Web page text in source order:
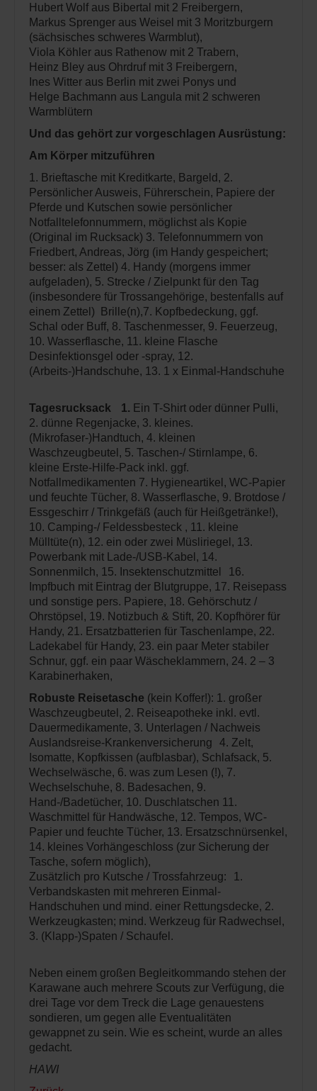
Hubert Wolf aus Bibertal mit 2 Freibergern,
Markus Sprenger aus Weisel mit 3 Moritzburgern
(sächsisches schweres Warmblut),
Viola Köhler aus Rathenow mit 2 Trabern,
Heinz Bley aus Ohrdruf mit 3 Freibergern,
Ines Witter aus Berlin mit zwei Ponys und
Helge Bachmann aus Langula mit 2 schweren
Warmblütern
Und das gehört zur vorgeschlagen Ausrüstung:
Am Körper mitzuführen
1. Brieftasche mit Kreditkarte, Bargeld, 2.
Persönlicher Ausweis, Führerschein, Papiere der
Pferde und Kutschen sowie persönlicher
Notfalltelefonnummern, möglichst als Kopie
(Original im Rucksack) 3. Telefonnummern von
Friedbert, Andreas, Jörg (im Handy gespeichert;
besser: als Zettel) 4. Handy (morgens immer
aufgeladen), 5. Strecke / Zielpunkt für den Tag
(insbesondere für Trossangehörige, bestenfalls auf
einem Zettel) Brille(n),7. Kopfbedeckung, ggf.
Schal oder Buff, 8. Taschenmesser, 9. Feuerzeug,
10. Wasserflasche, 11. kleine Flasche
Desinfektionsgel oder -spray, 12.
(Arbeits-)Handschuhe, 13. 1 x Einmal-Handschuhe
Tagesrucksack 1. Ein T-Shirt oder dünner Pulli,
2. dünne Regenjacke, 3. kleines.
(Mikrofaser-)Handtuch, 4. kleinen
Waschzeugbeutel, 5. Taschen-/ Stirnlampe, 6.
kleine Erste-Hilfe-Pack inkl. ggf.
Notfallmedikamenten 7. Hygieneartikel, WC-Papier
und feuchte Tücher, 8. Wasserflasche, 9. Brotdose /
Essgeschirr / Trinkgefäß (auch für Heißgetränke!),
10. Camping-/ Feldessbesteck , 11. kleine
Mülltüte(n), 12. ein oder zwei Müsliriegel, 13.
Powerbank mit Lade-/USB-Kabel, 14.
Sonnenmilch, 15. Insektenschutzmittel 16.
Impfbuch mit Eintrag der Blutgruppe, 17. Reisepass
und sonstige pers. Papiere, 18. Gehörschutz /
Ohrstöpsel, 19. Notizbuch & Stift, 20. Kopfhörer für
Handy, 21. Ersatzbatterien für Taschenlampe, 22.
Ladekabel für Handy, 23. ein paar Meter stabiler
Schnur, ggf. ein paar Wäscheklammern, 24. 2 – 3
Karabinerhaken,
Robuste Reisetasche (kein Koffer!): 1. großer
Waschzeugbeutel, 2. Reiseapotheke inkl. evtl.
Dauermedikamente, 3. Unterlagen / Nachweis
Auslandsreise-Krankenversicherung 4. Zelt,
Isomatte, Kopfkissen (aufblasbar), Schlafsack, 5.
Wechselwäsche, 6. was zum Lesen (!), 7.
Wechselschuhe, 8. Badesachen, 9.
Hand-/Badetücher, 10. Duschlatschen 11.
Waschmittel für Handwäsche, 12. Tempos, WC-
Papier und feuchte Tücher, 13. Ersatzschnürsenkel,
14. kleines Vorhängeschloss (zur Sicherung der
Tasche, sofern möglich),
Zusätzlich pro Kutsche / Trossfahrzeug: 1.
Verbandskasten mit mehreren Einmal-
Handschuhen und mind. einer Rettungsdecke, 2.
Werkzeugkasten; mind. Werkzeug für Radwechsel,
3. (Klapp-)Spaten / Schaufel.
Neben einem großen Begleitkommando stehen der
Karawane auch mehrere Scouts zur Verfügung, die
drei Tage vor dem Treck die Lage genauestens
sondieren, um gegen alle Eventualitäten
gewappnet zu sein. Wie es scheint, wurde an alles
gedacht.
HAWI